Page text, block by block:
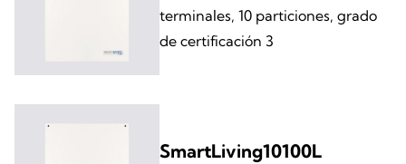
terminales, 10 particiones, grado
de certificación 3
SmartLiving10100L